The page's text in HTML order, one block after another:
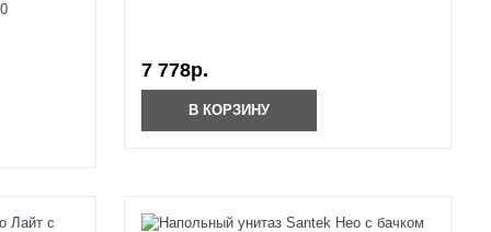
0
7 778р.
В КОРЗИНУ